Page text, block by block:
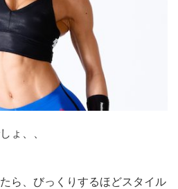
ょ、、
ら、びっくりするほどスタイル